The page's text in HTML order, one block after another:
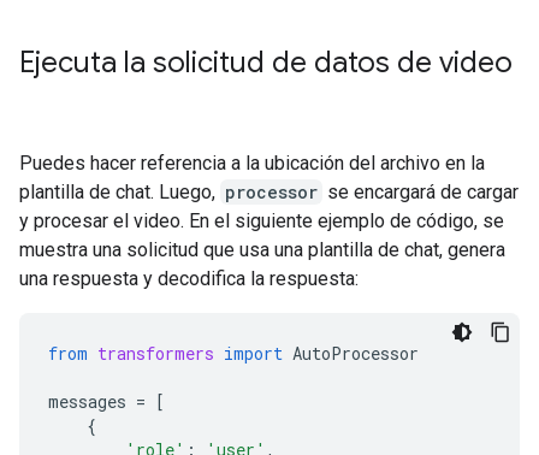
Ejecuta la solicitud de datos de video
Puedes hacer referencia a la ubicación del archivo en la
plantilla de chat. Luego, processor se encargará de cargar
y procesar el video. En el siguiente ejemplo de código, se
muestra una solicitud que usa una plantilla de chat, genera
una respuesta y decodifica la respuesta:
from transformers import AutoProcessor
messages = [
{
'role' : 'user' ,